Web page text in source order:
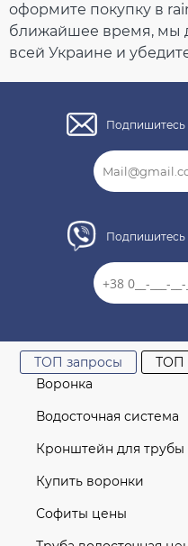
оформите покупку в
ближайшее время, мы
всей Украине и
Подпишитесь
Подпишитесь
ТОП запросы ТОП
Воронка
Водосточная система
Кронштейн для трубы
Купить воронки
Софиты цены